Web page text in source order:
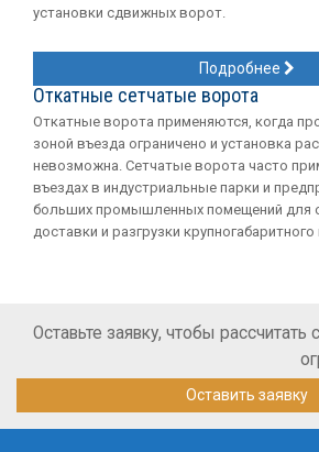
установки сдвижных ворот.
Подробнее
Откатные сетчатые ворота
Откатные ворота применяются, когда
зоной въезда ограничено и установка
невозможна. Сетчатые ворота часто
въездах в индустриальные парки и
больших промышленных помещений для
доставки и разгрузки крупногабаритного
Оставьте заявку, чтобы рассчитать
Оставить заявку